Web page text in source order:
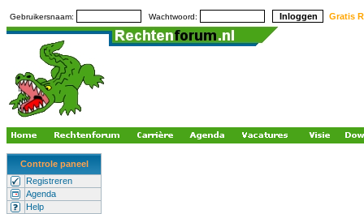
Gebruikersnaam: Wachtwoord: Gratis
Controle paneel
Registreren
Agenda
Help